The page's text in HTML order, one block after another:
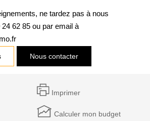
ne tardez pas à nous
62 85 ou par email à
Nous contacter
Imprimer
Calculer mon budget